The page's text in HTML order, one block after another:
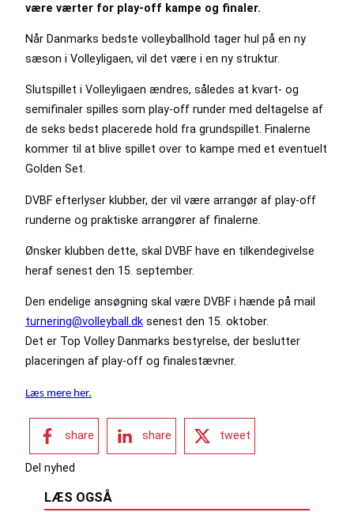
være værter for play-off kampe og finaler.
Når Danmarks bedste volleyballhold tager hul på en ny
sæson i Volleyligaen, vil det være i en ny struktur.
Slutspillet i Volleyligaen ændres, således at kvart- og
semifinaler spilles som play-off runder med deltagelse af
de seks bedst placerede hold fra grundspillet. Finalerne
kommer til at blive spillet over to kampe med et eventuelt
Golden Set.
DVBF efterlyser klubber, der vil være arrangør af play-off
runderne og praktiske arrangører af finalerne.
Ønsker klubben dette, skal DVBF have en tilkendegivelse
heraf senest den 15. september.
Den endelige ansøgning skal være DVBF i hænde på mail
turnering@volleyball.dk senest den 15. oktober.
Det er Top Volley Danmarks bestyrelse, der beslutter
placeringen af play-off og finalestævner.
Læs mere her.
share share tweet
Del nyhed
LÆS OGSÅ